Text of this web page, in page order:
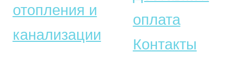
отопления и
канализации
оплата
Контакты